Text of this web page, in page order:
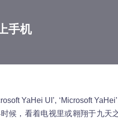
手机
YaHei UI’, ‘Microsoft
候，看着电视里或翱翔于九天